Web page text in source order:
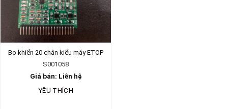
Bo khiển 20 chân kiểu máy ETOP
S001058
Giá bán: Liên hệ
YÊU THÍCH